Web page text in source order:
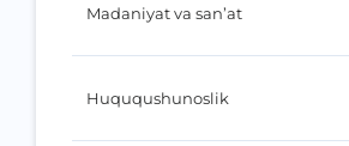
Madaniyat va san’at
Huququshunoslik